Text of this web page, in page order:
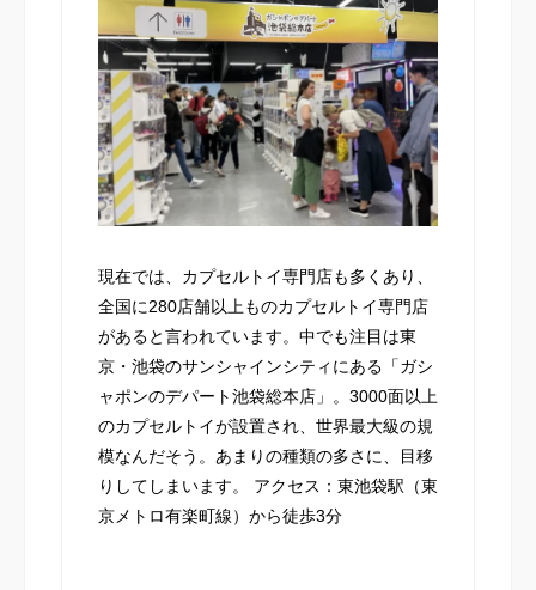
現在では、カプセルトイ専門店も多くあり、
全国に280店舗以上ものカプセルトイ専門店
があると言われています。中でも注目は東
京・池袋のサンシャインシティにある「ガシ
ャポンのデパート池袋総本店」。3000面以上
のカプセルトイが設置され、世界最大級の規
模なんだそう。あまりの種類の多さに、目移
りしてしまいます。 アクセス：東池袋駅（東
京メトロ有楽町線）から徒歩3分